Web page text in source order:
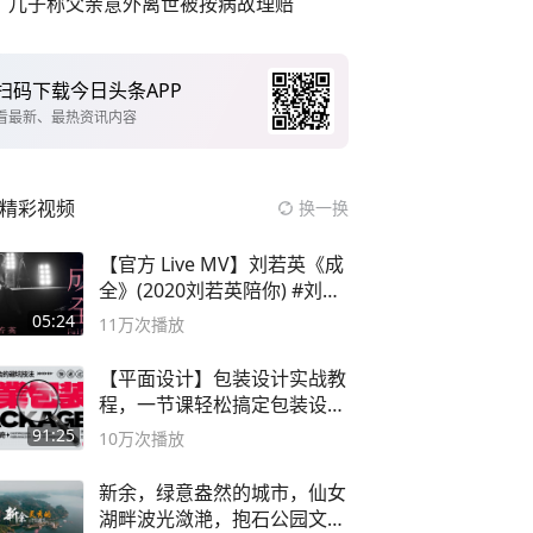
码下载今日头条APP
最新、最热资讯内容
精彩视频 换一换
05:24
【官方 Live MV】刘若英《成
全》(2020刘若英陪你) #刘若
英 #成全
11万次播放
91:25
【平面设计】包装设计实战教
程，一节课轻松搞定包装设计
流程！
10万次播放
新余，绿意盎然的城市，仙女
湖畔波光潋滟，抱石公园文化